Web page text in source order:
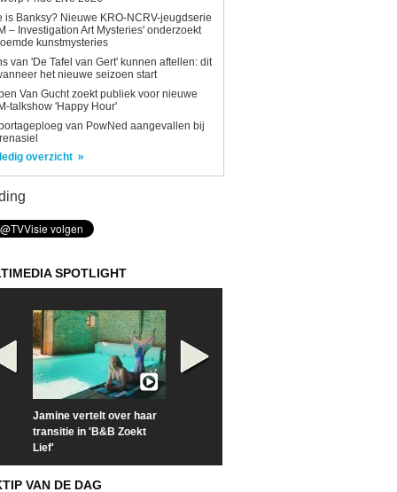
is Banksy? Nieuwe KRO-NCRV-jeugdserie
– Investigation Art Mysteries' onderzoekt
kunstmysteries
van 'De Tafel van Gert' kunnen aftellen: dit
het nieuwe seizoen start
Van Gucht zoekt publiek voor nieuwe
talkshow 'Happy Hour'
van PowNed aangevallen bij
overzicht
SPOTLIGHT
Jamine vertelt over haar
transitie in 'B&B Zoekt
Lief'
VAN DE DAG